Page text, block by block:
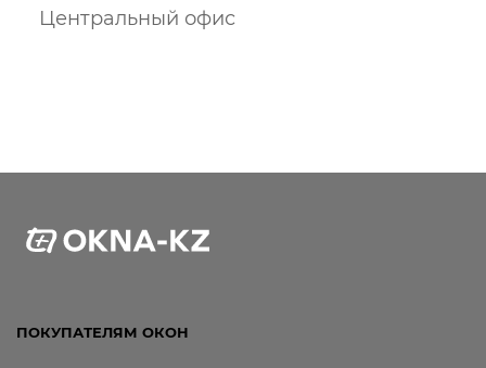
Центральный офис
ПОКУПАТЕЛЯМ ОКОН